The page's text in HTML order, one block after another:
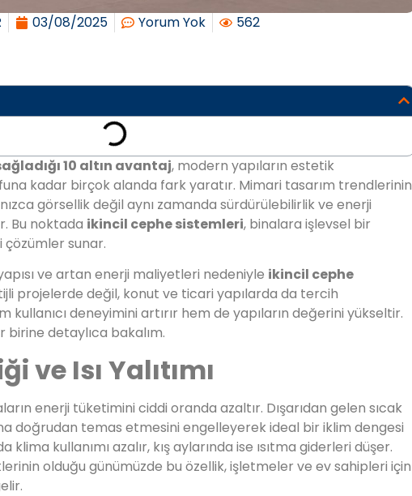
03/08/2025 Yorum Yok 562
10 altın avantaj, modern yapıların estetik
kadar birçok alanda fark yaratır. Mimari tasarım trendlerinin
görsellik değil aynı zamanda sürdürülebilirlik ve enerji
Bu noktada ikincil cephe sistemleri, binalara işlevsel bir
sunar.
ve artan enerji maliyetleri nedeniyle ikincil cephe
projelerde değil, konut ve ticari yapılarda da tercih
deneyimini artırır hem de yapıların değerini yükseltir.
birine detaylıca bakalım.
ve Isı Yalıtımı
enerji tüketimini ciddi oranda azaltır. Dışarıdan gelen sıcak
doğrudan temas etmesini engelleyerek ideal bir iklim dengesi
klima kullanımı azalır, kış aylarında ise ısıtma giderleri düşer.
olduğu günümüzde bu özellik, işletmeler ve ev sahipleri için